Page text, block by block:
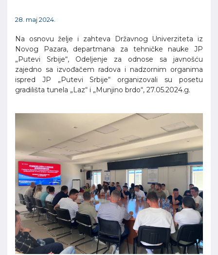
28. maj 2024.
Na osnovu želje i zahteva Državnog Univerziteta iz
Novog Pazara, departmana za tehničke nauke JP
„Putevi Srbije“, Odeljenje za odnose sa javnošću
zajedno sa izvođačem radova i nadzornim organima
ispred JP „Putevi Srbije“ organizovali su posetu
gradilišta tunela „Laz“ i „Munjino brdo“, 27.05.2024.g.